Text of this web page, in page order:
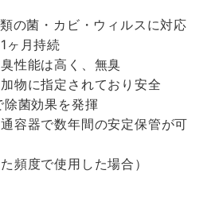
の菌・カビ・ウィルスに対応
ヶ月持続
性能は高く、無臭
物に指定されており安全
除菌効果を発揮
容器で数年間の安定保管が可
頻度で使用した場合）